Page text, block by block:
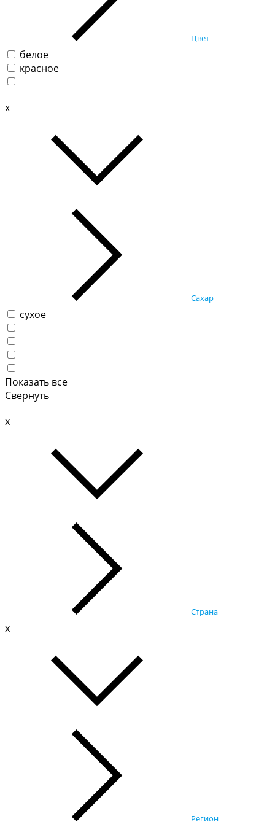
Цвет
белое
красное
x
Сахар
сухое
Показать все
Свернуть
x
Страна
x
Регион